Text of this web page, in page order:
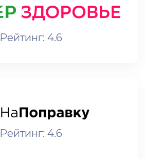
Рейтинг: 4.6
Рейтинг: 4.6